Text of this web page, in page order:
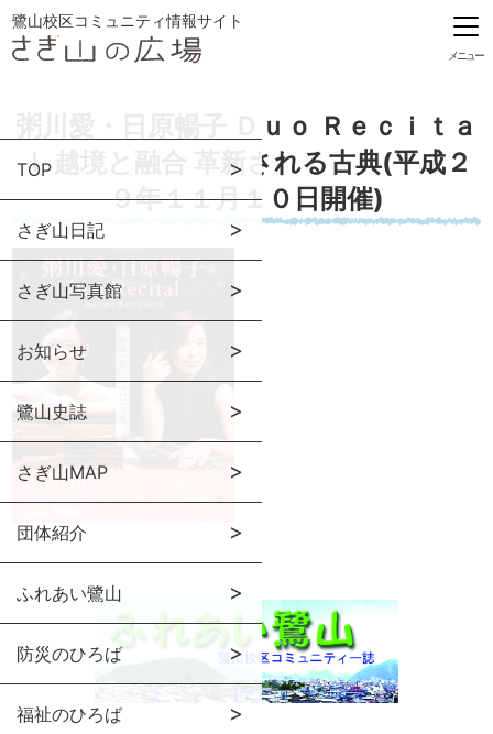
鷺山校区コミュニティ情報サイト
メニュー
TOP
さぎ山日記
さぎ山写真館
お知らせ
鷺山史誌
さぎ山MAP
団体紹介
ふれあい鷺山
防災のひろば
福祉のひろば
粥川愛・日原暢子 Ｄｕｏ Ｒｅｃｉｔａ
ｌ 越境と融合 革新される古典(平成２
９年１１月１０日開催)